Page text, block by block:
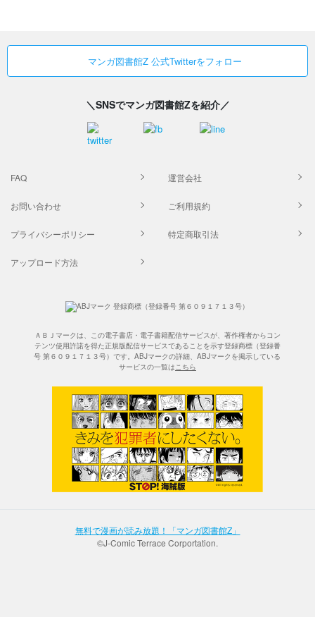
マンガ図書館Z 公式Twitterをフォロー
＼SNSでマンガ図書館Zを紹介／
FAQ 運営会社
お問い合わせ ご利用規約
プライバシーポリシー 特定商取引法
アップロード方法
ＡＢＪマークは、この電子書店・電子書籍配信サービスが、著作権者からコン
テンツ使用許諾を得た正規版配信サービスであることを示す登録商標（登録番
号 第６０９１７１３号）です。ABJマークの詳細、ABJマークを掲示している
サービスの一覧はこちら
無料で漫画が読み放題！「マンガ図書館Z」
©J-Comic Terrace Corportation.